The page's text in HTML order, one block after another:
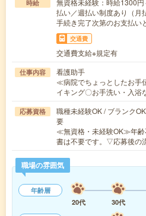
時給
払い／週払い制度あり（月
手続き完了次第のお支払い
交通費
交通費支給※規定有
仕事内容
看護助手
≪病院でちょっとしたお手
イキング〇お手洗い・入
応募資格
職種未経験OK / ブランク
要
≪無資格・未経験OK≫年
書は不要です。▽応募後の
職場の雰囲気
年齢層
20代
30代